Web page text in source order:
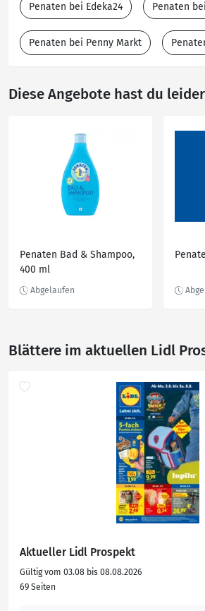
Penaten bei Edeka24 Penaten
Penaten bei Penny Markt
Diese Angebote hast du
Penaten Bad & Shampoo,
400 ml
Blättere im aktuellen Lidl
Aktueller Lidl Prospekt
Gültig vom 03.08 bis 08.08.2026
69 Seiten